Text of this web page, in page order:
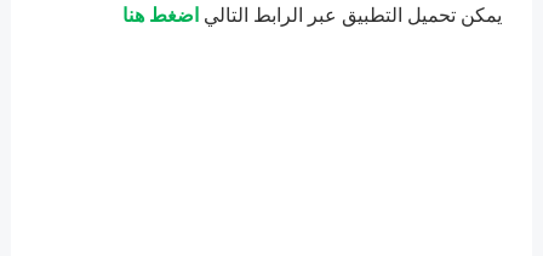
يمكن تحميل التطبيق عبر الرابط التالي اضغط هنا